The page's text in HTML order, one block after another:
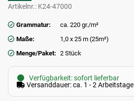
Artikelnr.: K24-47000
Grammatur:
ca. 220 gr./m²
Maße:
1,0 x 25 m (25m²)
Menge/Paket: 2 Stück
Verfügbarkeit: sofort lieferbar
Versanddauer: ca. 1 - 2 Arbeitstage